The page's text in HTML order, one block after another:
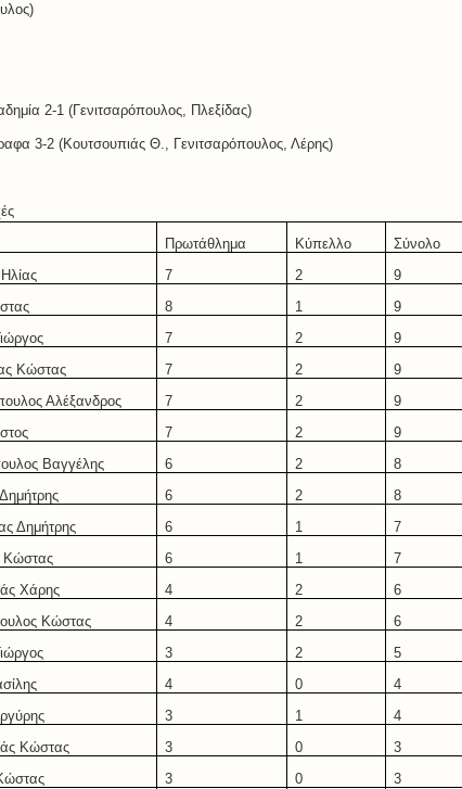
2-1 (Γενιτσαρόπουλος, Πλεξίδας)
3-2 (Κουτσουπιάς Θ., Γενιτσαρόπουλος, Λέρης)
Πρωτάθλημα Κύπελλο
Σύνολο
7 2
9
8 1
9
7 2
9
Κώστας
7 2
9
Αλέξανδρος
7 2
9
7 2
9
Βαγγέλης
6 2
8
6 2
8
Δημήτρης
6 1
7
Κώστας
6 1
7
Χάρης
4 2
6
Κώστας
4 2
6
3 2
5
4 0
4
3 1
4
Κώστας
3 0
3
3 0
3